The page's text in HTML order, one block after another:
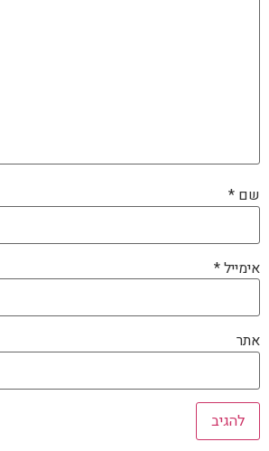
שם *
אימייל*
אתר